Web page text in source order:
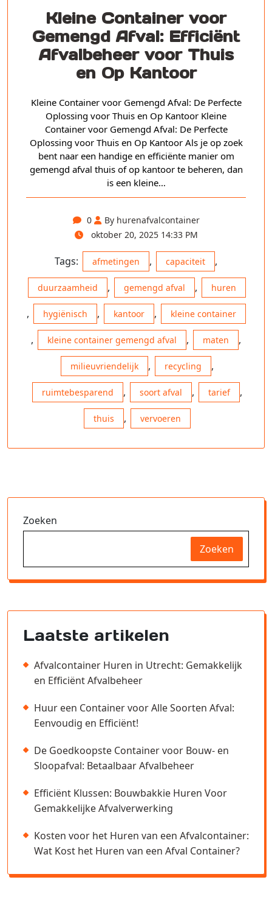
Kleine Container voor
Gemengd Afval: Efficiënt
Afvalbeheer voor Thuis
en Op Kantoor
Kleine Container voor Gemengd Afval: De Perfecte
Oplossing voor Thuis en Op Kantoor Kleine
Container voor Gemengd Afval: De Perfecte
Oplossing voor Thuis en Op Kantoor Als je op zoek
bent naar een handige en efficiënte manier om
gemengd afval thuis of op kantoor te beheren, dan
is een kleine…
0
By hurenafvalcontainer
oktober 20, 2025 14:33 PM
Tags: afmetingen , capaciteit ,
duurzaamheid , gemengd afval , huren
, hygiënisch , kantoor , kleine container
, kleine container gemengd afval , maten ,
milieuvriendelijk , recycling ,
ruimtebesparend , soort afval , tarief ,
thuis , vervoeren
Zoeken
Zoeken
Laatste artikelen
Afvalcontainer Huren in Utrecht: Gemakkelijk
en Efficiënt Afvalbeheer
Huur een Container voor Alle Soorten Afval:
Eenvoudig en Efficiënt!
De Goedkoopste Container voor Bouw- en
Sloopafval: Betaalbaar Afvalbeheer
Efficiënt Klussen: Bouwbakkie Huren Voor
Gemakkelijke Afvalverwerking
Kosten voor het Huren van een Afvalcontainer:
Wat Kost het Huren van een Afval Container?